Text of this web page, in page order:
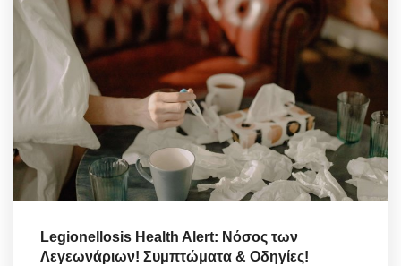
Legionellosis Health Alert: Νόσος των
Λεγεωνάριων! Συμπτώματα & Οδηγίες!